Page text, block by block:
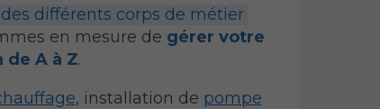
différents corps de métier
en mesure de gérer votre
de A à Z.
, installation de pompe